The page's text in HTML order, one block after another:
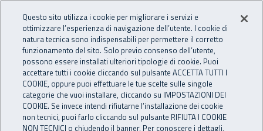
INAIL - Istituto Nazionale
Apri cerca
Navigazione principale
Pagina non disponibile
Il contenuto non è stato trovato. Per continuare la
Questo sito utilizza i cookie per migliorare i servizi e
ottimizzare l’esperienza di navigazione dell’utente. I cookie di
natura tecnica sono indispensabili per permettere il corretto
funzionamento del sito. Solo previo consenso dell’utente,
possono essere installati ulteriori tipologie di cookie. Puoi
accettare tutti i cookie cliccando sul pulsante ACCETTA TUTTI I
COOKIE, oppure puoi effettuare le tue scelte sulle singole
categorie che vuoi installare, cliccando su IMPOSTAZIONI DEI
COOKIE. Se invece intendi rifiutarne l’installazione dei cookie
non tecnici, puoi farlo cliccando sul pulsante RIFIUTA I COOKIE
NON TECNICI o chiudendo il banner. Per conoscere i dettagli,